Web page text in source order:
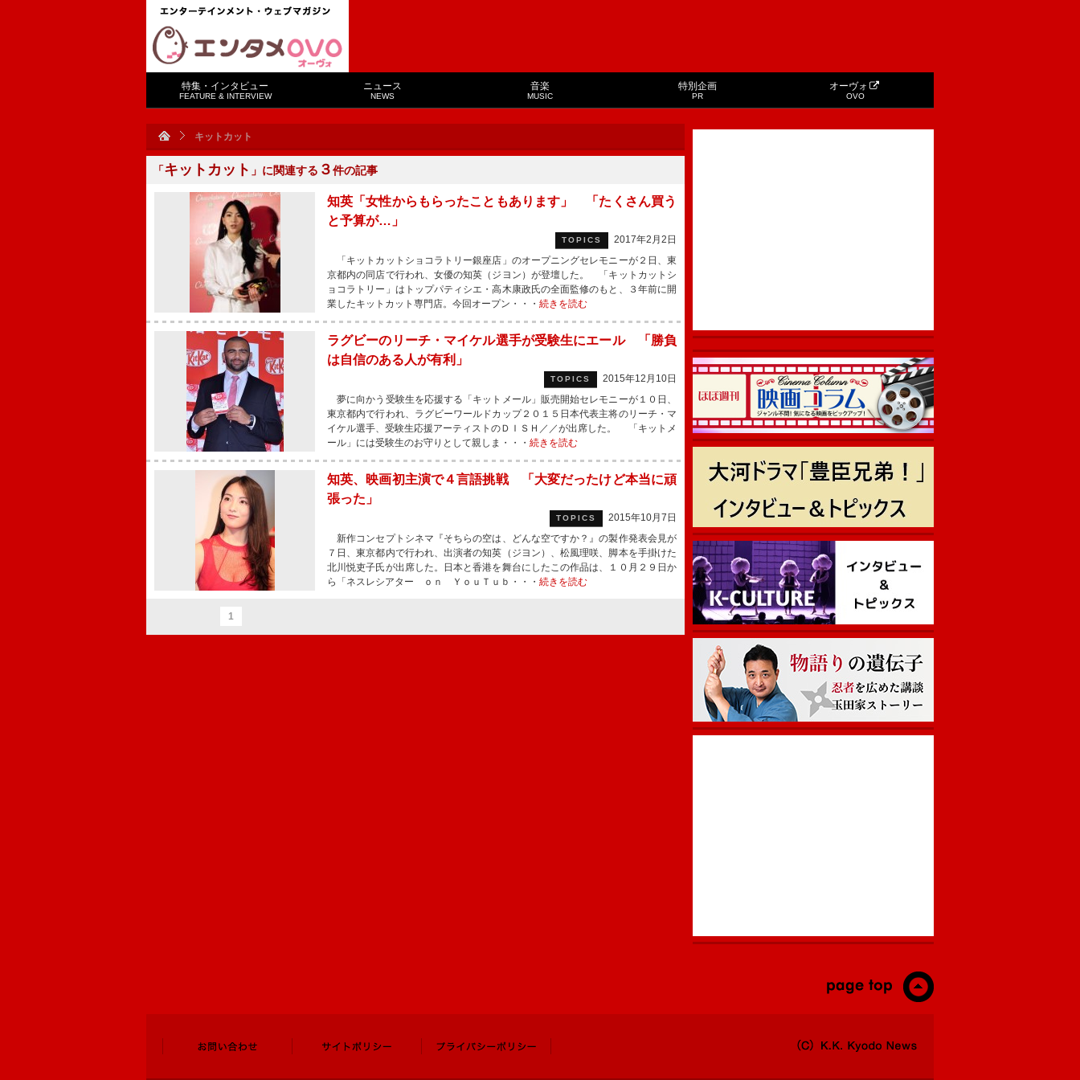
特集・インタビュー
FEATURE & INTERVIEW
ニュース
NEWS
音楽
MUSIC
特別企画
PR
オーヴォ
OVO
キットカット
「キットカット 」に関連する ３件の記事
知英「女性からもらったこともあります」 「たくさん買う
と予算が…」
TOPICS
2017年2月2日
「キットカットショコラトリー銀座店」のオープニングセレモニーが２日、東
京都内の同店で行われ、女優の知英（ジヨン）が登壇した。 「キットカットシ
ョコラトリー」はトップパティシエ・高木康政氏の全面監修のもと、３年前に開
業したキットカット専門店。今回オープン・・・ 続きを読む
ラグビーのリーチ・マイケル選手が受験生にエール 「勝負
は自信のある人が有利」
TOPICS
2015年12月10日
夢に向かう受験生を応援する「キットメール」販売開始セレモニーが１０日、
東京都内で行われ、ラグビーワールドカップ２０１５日本代表主将のリーチ・マ
イケル選手、受験生応援アーティストのＤＩＳＨ／／が出席した。 「キットメ
ール」には受験生のお守りとして親しま・・・ 続きを読む
知英、映画初主演で４言語挑戦 「大変だったけど本当に頑
張った」
TOPICS
2015年10月7日
新作コンセプトシネマ『そちらの空は、どんな空ですか？』の製作発表会見が
７日、東京都内で行われ、出演者の知英（ジヨン）、松風理咲、脚本を手掛けた
北川悦吏子氏が出席した。日本と香港を舞台にしたこの作品は、１０月２９日か
ら「ネスレシアター ｏｎ ＹｏｕＴｕｂ・・・ 続きを読む
1